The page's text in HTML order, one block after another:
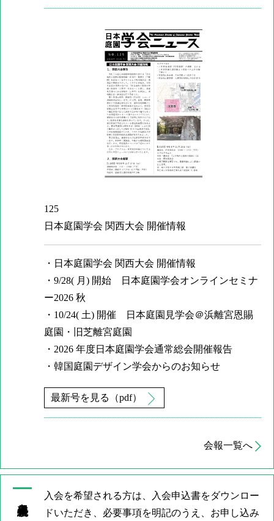
125
日本庭園学会 関西大会 開催情報
・日本庭園学会 関西大会 開催情報
・9/28( 月) 開始 日本庭園学会オンラインセミナ
ー2026 秋
・10/24( 土) 開催 日本庭園見学会＠浜離宮恩賜
庭園・旧芝離宮庭園
・2026 年度日本庭園学会通常総会開催報告
・韓国庭園デザイン学会からのお知らせ
最新号を見る（pdf）
会報一覧へ
会員手続き
入会を希望される方は、入会申込書をダウンロー
ドいただき、必要事項を明記のうえ、お申し込み